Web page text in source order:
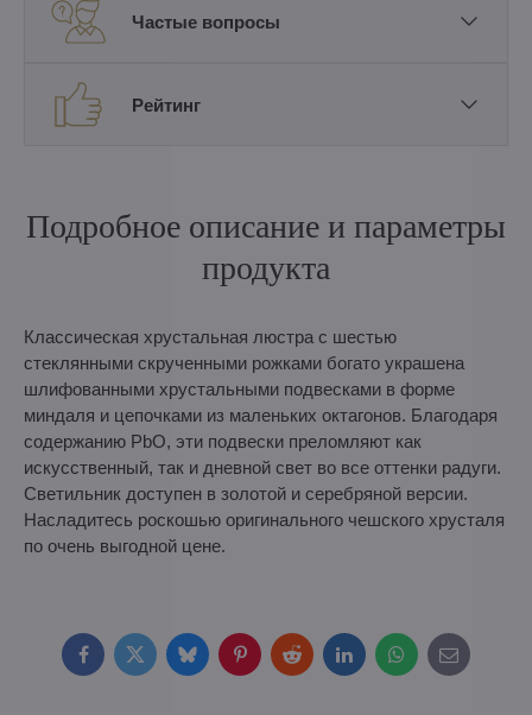
Частые вопросы
Рейтинг
Подробное описание и параметры
продукта
Классическая хрустальная люстра с шестью
стеклянными скрученными рожками богато украшена
шлифованными хрустальными подвесками в форме
миндаля и цепочками из маленьких октагонов. Благодаря
содержанию PbO, эти подвески преломляют как
искусственный, так и дневной свет во все оттенки радуги.
Светильник доступен в золотой и серебряной версии.
Насладитесь роскошью оригинального чешского хрусталя
по очень выгодной цене.
FacebookTwitterBlueskyPinterestRedditLinkedInWhatsApp
E-
mail